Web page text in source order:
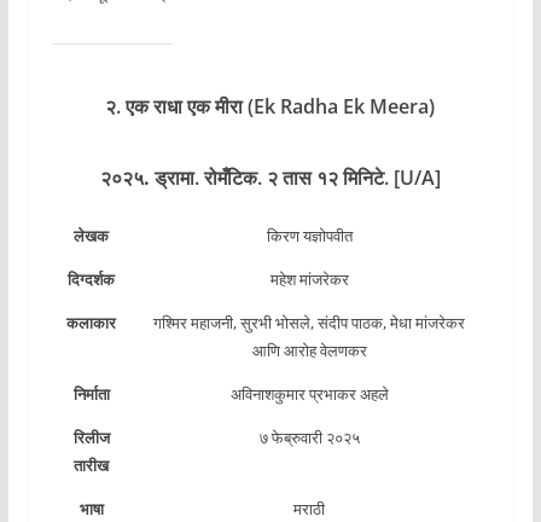
२. एक राधा एक मीरा (Ek Radha Ek Meera)
२०२५.ड्रामा.रोमँटिक. २ तास १२ मिनिटे. [U/A]
लेखक
किरण यज्ञोपवीत
दिग्दर्शक
महेश मांजरेकर
कलाकार
गश्मिर महाजनी, सुरभी भोसले, संदीप पाठक, मेधा मांजरेकर
आणि आरोह वेलणकर
निर्माता
अविनाशकुमार प्रभाकर अहले
रिलीज
तारीख
७ फेब्रुवारी २०२५
भाषा मराठी